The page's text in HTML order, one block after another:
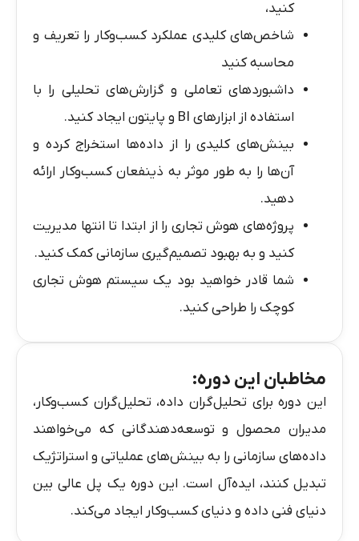
کنید،
شاخص‌های کلیدی عملکرد کسب‌وکار را تعریف و
محاسبه کنید
داشبوردهای تعاملی و گزارش‌های تحلیلی را با
استفاده از ابزارهای BI و پایتون ایجاد کنید.
بینش‌های کلیدی را از داده‌ها استخراج کرده و
آن‌ها را به طور موثر به ذینفعان کسب‌وکار ارائه
دهید.
پروژه‌های هوش تجاری را از ابتدا تا انتها مدیریت
کنید و به بهبود تصمیم‌گیری سازمانی کمک کنید.
شما قادر خواهید بود یک سیستم هوش تجاری
کوچک را طراحی کنید.
مخاطبان این دوره:
این دوره برای تحلیل‌گران داده، تحلیل‌گران کسب‌وکار،
مدیران محصول و توسعه‌دهندگانی که می‌خواهند
داده‌های سازمانی را به بینش‌های عملیاتی و استراتژیک
تبدیل کنند، ایده‌آل است. این دوره یک پل عالی بین
دنیای فنی داده و دنیای کسب‌وکار ایجاد می‌کند.